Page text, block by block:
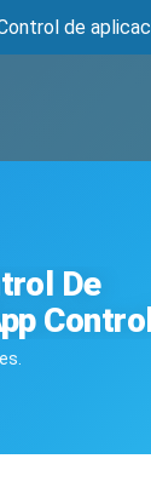
de
De